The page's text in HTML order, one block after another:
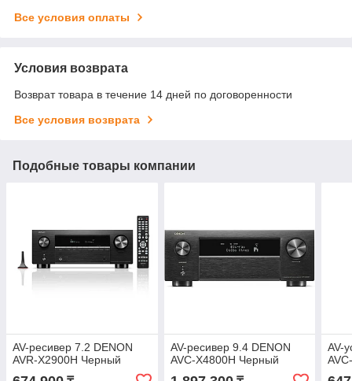
Все условия оплаты
Условия возврата
Возврат товара в течение 14 дней по договоренности
Все условия возврата
Подобные товары компании
AV-ресивер 7.2 DENON
AVR-X2900H Черный
AV-ресивер 9.4 DENON
AVC-X4800H Черный
AV-